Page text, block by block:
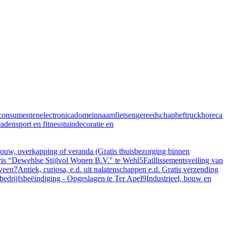
domeinnaamfietsengereedschapheftruckhoreca
sport en fitnesstuindecoratie en
overkapping of veranda (Gratis thuisbezorging binnen
“Dewehlse Stijlvol Wonen B.V." te Wehl5Faillissementsveiling van
7Antiek, curiosa, e.d. uit nalatenschappen e.d. Gratis verzending
- Opgeslagen te Ter Apel9Industrieel, bouw en